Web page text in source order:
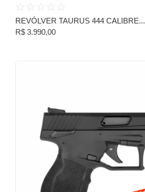
☆ ☆ ☆ ☆ ☆
REVÓLVER TAURUS 444 CALIBRE...
R$ 3.990,00